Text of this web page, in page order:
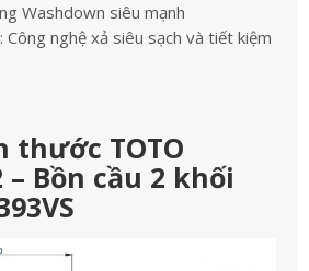
Washdown siêu mạnh
Công nghệ xả siêu sạch và tiết kiệm
thước TOTO
– Bồn cầu 2 khối